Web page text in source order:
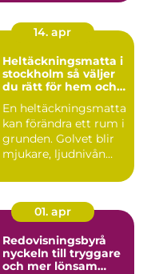
14. apr
Heltäckningsmatta i
stockholm så väljer
du rätt för hem och
En heltäckningsmatta
kan förändra ett rum i
grunden. Golvet blir
mjukare, ljudnivån
01. apr
Redovisningsbyrå
nyckeln till tryggare
och mer lönsam